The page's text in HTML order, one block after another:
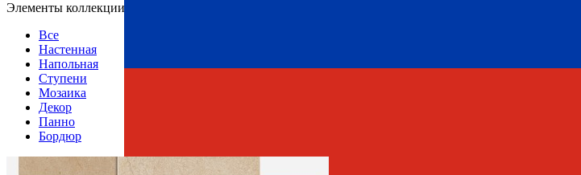
Элементы коллекции
Все
Настенная
Напольная
Ступени
Мозаика
Декор
Панно
Бордюр